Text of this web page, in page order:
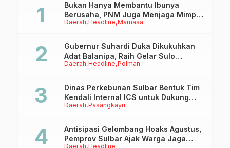
Daerah Headline Mamasa
Bukan Hanya Membantu Ibunya
Berusaha, PNM Juga Menjaga Mimpi
Anaknya Untuk Menggapai Cita-Cita
Daerah Headline Polman
Gubernur Suhardi Duka Dikukuhkan
Adat Balanipa, Raih Gelar Sulo
Tappidena
Daerah Pasangkayu
Dinas Perkebunan Sulbar Bentuk Tim
Kendali Internal ICS untuk Dukung
Sertifikasi ISPO Pekebun di
Daerah Headline
Antisipasi Gelombang Hoaks Agustus,
Pemprov Sulbar Ajak Warga Jaga